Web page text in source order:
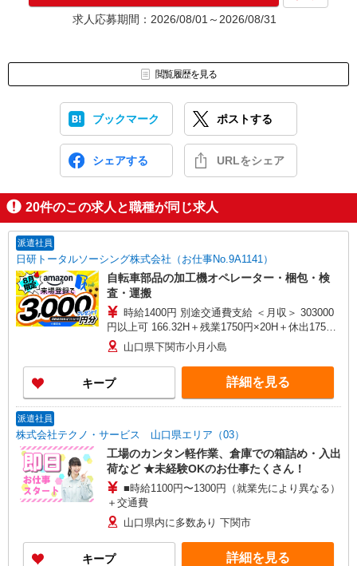
★入社前に配属先が決定する場合もございます。
いずれの場合も、入社された時点で給与が発生します。（当社規
株式会社テクノ・サービス 山口営業所
〒755-0045 山口県宇部市中央町1-7-23 宇部センタービル5階
求人応募期間：2026/08/01～2026/08/31
閲覧履歴を見る
ブックマーク ポストする
シェアする URLをシェア
20件のこの求人と職種が同じ求人
派遣社員
日研トータルソーシング株式会社（お仕事No.9A1141）
自転車部品の加工機オペレーター・梱包・検
査・運搬
時給1400円 別途交通費支給 ＜月収＞ 303000
円以上可 166.32H＋残業1750円×20H＋休出1750
円×7.92H＋深夜350円×62.16H
山口県下関市小月小島
キープ 詳細を見る
派遣社員
株式会社テクノ・サービス 山口県エリア（03）
工場のカンタン軽作業、倉庫での箱詰め・入出
荷など ★未経験OKのお仕事たくさん！
■時給1100円〜1300円（就業先により異なる）
＋交通費
山口県内に多数あり 下関市
キープ 詳細を見る